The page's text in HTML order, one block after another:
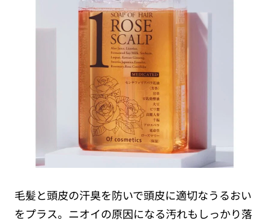
毛髪と頭皮の汗臭を防いで頭皮に適切なうるおい
をプラス。ニオイの原因になる汚れもしっかり落